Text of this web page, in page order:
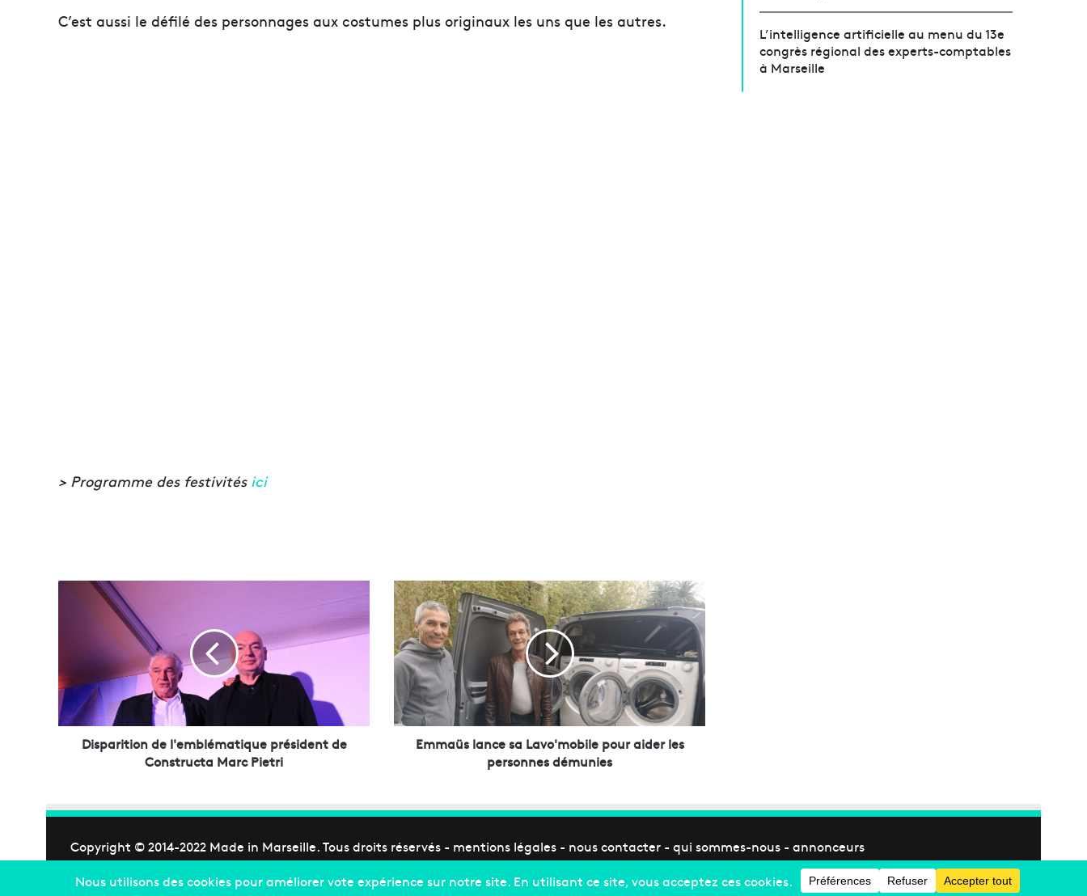
C’est aussi le défilé des personnages aux costumes plus originaux les uns que les autres.
> Programme des festivités ici
r
i
t
i
l
m
Disparition de l'emblématique président de
Constructa Marc Pietri
E
m
m
a
ü
s
l
a
n
L
v
o
'
Emmaüs lance sa Lavo'mobile pour aider les
personnes démunies
L’intelligence artificielle au menu du 13e
congrès régional des experts-comptables
à Marseille
Copyright © 2014-2022 Made in Marseille. Tous droits réservés - mentions légales - nous contacter - qui sommes-nous - annonceurs
Facebook
X Linkedin
YouTube
Instagram